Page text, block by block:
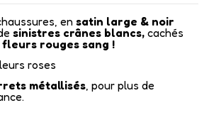
ensatin large & noir
sinistres crânes blancs, cachés
rouges sang !
roses
métallisés , pour plus de